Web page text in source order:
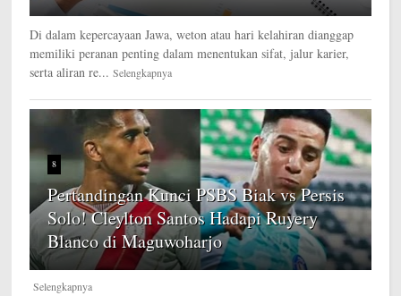
Di dalam kepercayaan Jawa, weton atau hari kelahiran dianggap
memiliki peranan penting dalam menentukan sifat, jalur karier,
serta aliran re... Selengkapnya
8
Pertandingan Kunci PSBS Biak vs Persis
Solo! Cleylton Santos Hadapi Ruyery
Blanco di Maguwoharjo
Selengkapnya